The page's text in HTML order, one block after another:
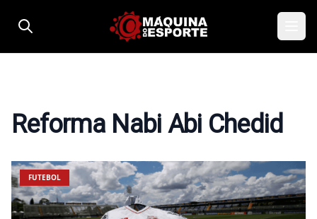
Reforma Nabi Abi Chedid
FUTEBOL